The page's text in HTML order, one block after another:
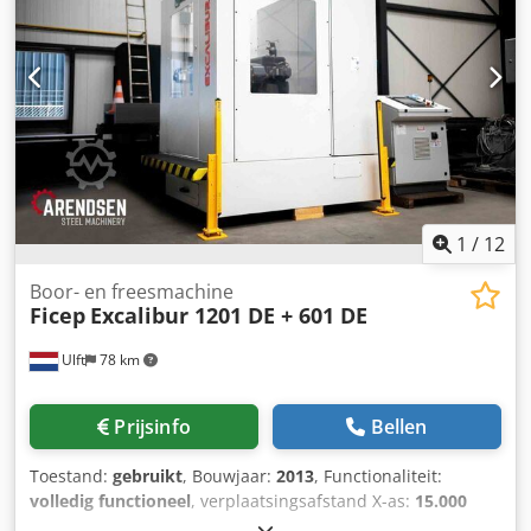
2000 Afmetingen (L x B x H) 2050 x 2220 x 2050 mm
Gewicht 1900 kg Variabel toerental met digitale uitlezing in
2 versnellingsbereiken, variabele invoersnelheid met
digitale uitlezing. Inclusief Huron freeskop,
machinebankschroef en gereedschaphouder.
1 / 12
Ulft 78 km
Boor- en freesmachine
Ficep Excalibur 1201 DE + 601 DE
Prijsinfo Bellen
Toestand: gebruikt, Bouwjaar: 2013, Functionaliteit:
volledig functioneel, verplaatsingsafstand X-as: 15.000
4.000 rpm